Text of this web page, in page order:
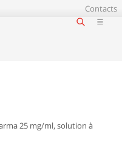
Contacts
25 mg/ml, solution à